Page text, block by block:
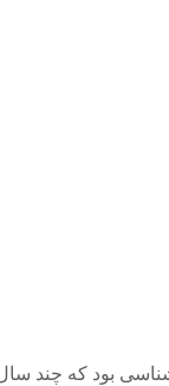
بود که چند سال